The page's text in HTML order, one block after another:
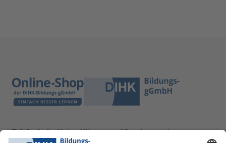
Telefonische Unterstützung und Beratung unter: